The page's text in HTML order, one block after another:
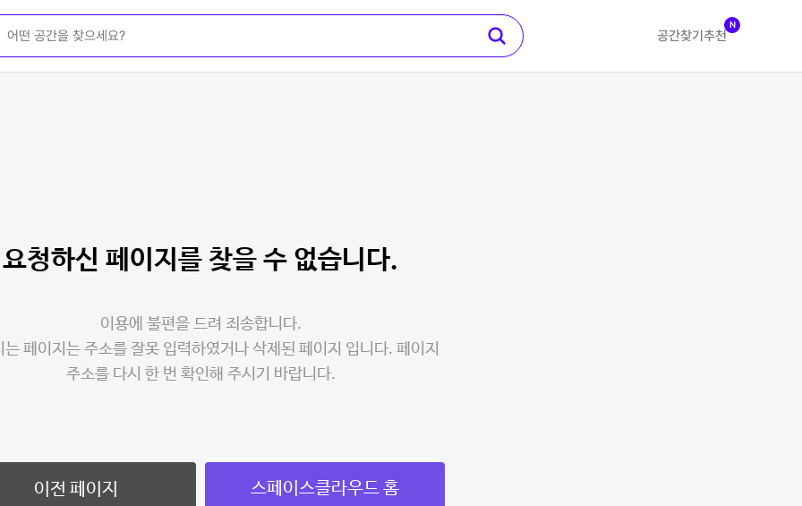
공간찾기 추천
N
요청하신 페이지를 찾을 수 없습니다.
이용에 불편을 드려 죄송합니다.
는 페이지는 주소를 잘못 입력하였거나 삭제된 페이지 입니다. 페이지
주소를 다시 한 번 확인해 주시기 바랍니다.
이전 페이지 스페이스클라우드 홈